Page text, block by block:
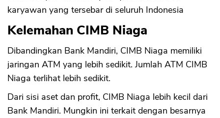
karyawan yang tersebar di seluruh Indonesia
Kelemahan CIMB Niaga
Dibandingkan Bank Mandiri, CIMB Niaga memiliki
jaringan ATM yang lebih sedikit. Jumlah ATM CIMB
Niaga terlihat lebih sedikit.
Dari sisi aset dan profit, CIMB Niaga lebih kecil dari
Bank Mandiri. Mungkin ini terkait dengan besarnya